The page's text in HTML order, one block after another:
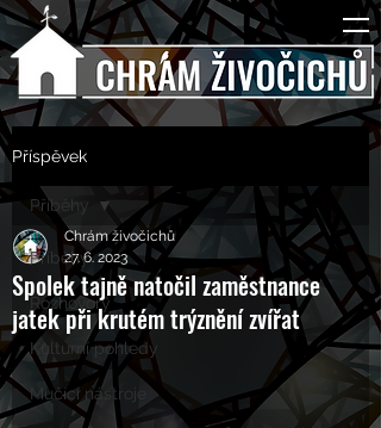
Příspěvek
Příběhy
Rozhovory
Kulturní pohledy
Mučící nástroje
Příběhy
Spolek tajně natočil zaměstnance
jatek při krutém trýznění zvířat
Chrám živočichů
27. 6. 2023